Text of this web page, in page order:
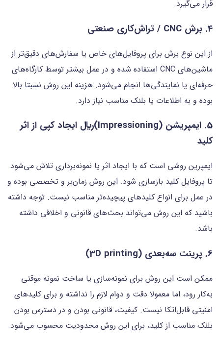
قرار می‌گیرد.
4. برش CNC / تراش‌کاری صنعتی
از این نوع برش برای پروفایل‌های خاص یا سفارش‌های دقیق‌تر از
ماشین‌های CNC استفاده شده و در عمل بیشتر توسط کارگاه‌های
حرفه‌ای یا نمایندگی‌ها انجام می‌شود. هزینه این روش نسبتا بالا
بوده و به اطلاعات یا بلنک مناسب نیاز دارد.
5. ایمپریشن (Impressioning)ريال ایجاد کپی از اثر
کلید
ایمپرین روشی است که با ایجاد اثر یا نمونه‌برداری تلاش می‌شود
تا پروفایل کلید بازسازی شود. این روش زمان‌بر و تخصصی بوده و
در عمل برای انواع کلیدهای پیچیده‌تر مناسب نیست. توجه داشته
باشید که این روش می‌تواند بحث‌های قانونی و اخلاقی داشته
باشد.
6. پرینت سه‌بعدی (3D printing)
ممکن است این روش برای نمونه‌سازی یا ساخت نمونه موقتی
به‌کار رود، اما معمولا دقت و دوام لازم را نداشته و برای کلیدهای
امنیتی قابل‌اتکا نیست. کیفیت، قانونی بودن و در دسترس بودن
بلنک مناسب از کلید، برای این روش محدودیت محسوب می‌شود.